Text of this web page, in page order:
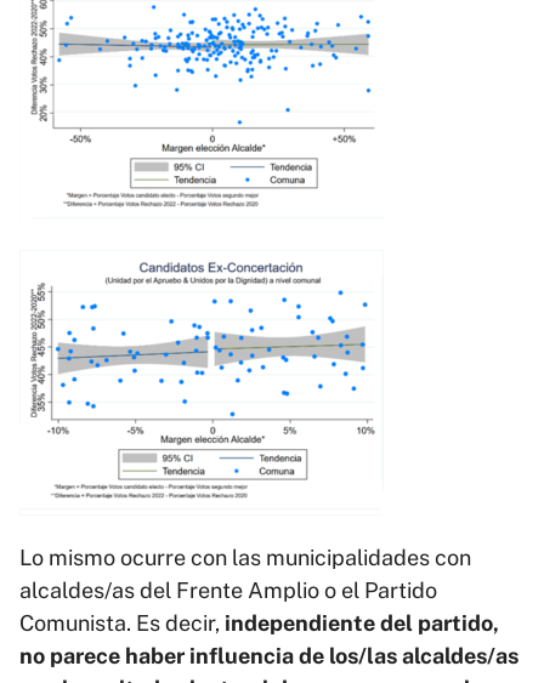
Lo mismo ocurre con las municipalidades con
alcaldes/as del Frente Amplio o el Partido
Comunista. Es decir, independiente del partido,
no parece haber influencia de los/las alcaldes/as